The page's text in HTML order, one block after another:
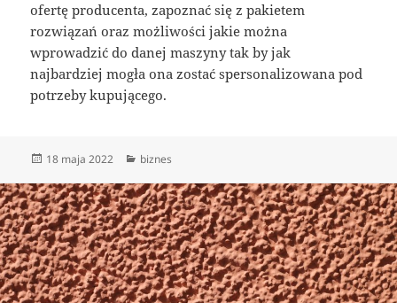
ofertę producenta, zapoznać się z pakietem
rozwiązań oraz możliwości jakie można
wprowadzić do danej maszyny tak by jak
najbardziej mogła ona zostać spersonalizowana pod
potrzeby kupującego.
Data
18 maja 2022 Kategorie
biznes